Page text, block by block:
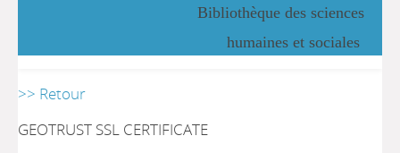
Bibliothèque des sciences
humaines et sociales
>> Retour
GEOTRUST SSL CERTIFICATE